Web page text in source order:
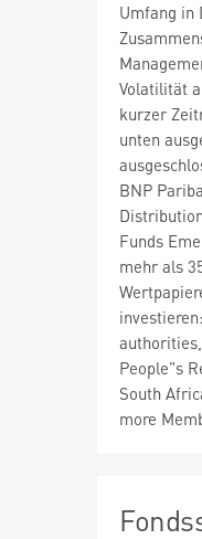
Umfang in
Volatilität
kurzer
unten
BNP
Funds
mehr als
People"s
South
more